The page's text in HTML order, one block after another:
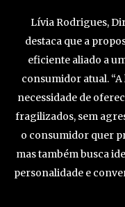
Lívia Rodrigues,
destaca que a
eficiente aliado a
consumidor atual.
necessidade de
fragilizados, sem
o consumidor quer
mas também busca
personalidade e